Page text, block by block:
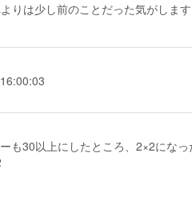
りは少し前のことだった気がしま
も30以上にしたところ、2×2になっ